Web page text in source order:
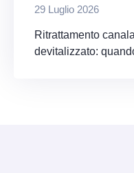
29 Luglio 2026
Ritrattamento
devitalizzato: